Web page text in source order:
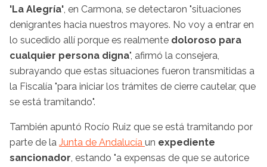
'La Alegría', en Carmona, se detectaron "situaciones
denigrantes hacia nuestros mayores. No voy a entrar en
lo sucedido allí porque es realmente doloroso para
cualquier persona digna", afirmó la consejera,
subrayando que estas situaciones fueron transmitidas a
la Fiscalía "para iniciar los trámites de cierre cautelar, que
se está tramitando".
También apuntó Rocío Ruiz que se está tramitando por
parte de la Junta de Andalucía un expediente
sancionador, estando "a expensas de que se autorice